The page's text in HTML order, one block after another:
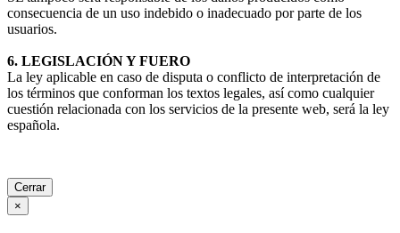
consecuencia de un uso indebido o inadecuado por parte de los
usuarios.
6. LEGISLACIÓN Y FUERO
La ley aplicable en caso de disputa o conflicto de interpretación de
los términos que conforman los textos legales, así como cualquier
cuestión relacionada con los servicios de la presente web, será la ley
española.
Cerrar
×